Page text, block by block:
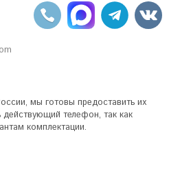
мы готовы предоставить их
телефон, так как
комплектации.